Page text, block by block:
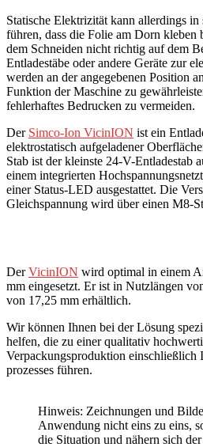
Statische Elektrizität kann allerdings in
führen, dass die Folie am Dorn kleben
dem Schneiden nicht richtig auf dem
Entladestäbe oder andere Geräte zur
werden an der angegebenen Position
Funktion der Maschine zu
fehlerhaftes Bedrucken zu vermeiden.
Der Simco-Ion VicinION ist ein
elektrostatisch aufgeladener
Stab ist der kleinste 24-V-Entladestab
einem integrierten
einer Status-LED ausgestattet. Die
Gleichspannung wird über einen M8-
DerVicinION wird optimal in einem
mm eingesetzt. Er ist in Nutzlängen
von 17,25 mm erhältlich.
Wir können Ihnen bei der Lösung
helfen, die zu einer qualitativ
Verpackungsproduktion einschließlich
prozesses führen.
Hinweis: Zeichnungen und
Anwendung nicht eins zu eins,
die Situation und nähern sich